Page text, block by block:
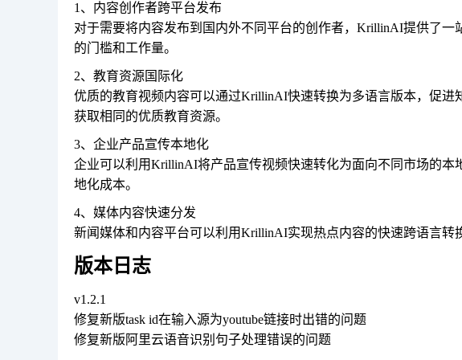
1、内容创作者跨平台发布
对于需要将内容发布到国内外不同平台的创作者，KrillinAI提供了
的门槛和工作量。
2、教育资源国际化
优质的教育视频内容可以通过KrillinAI快速转换为多语言版本，促
获取相同的优质教育资源。
3、企业产品宣传本地化
企业可以利用KrillinAI将产品宣传视频快速转化为面向不同市场的
地化成本。
4、媒体内容快速分发
新闻媒体和内容平台可以利用KrillinAI实现热点内容的快速跨语言转
版本日志
v1.2.1
修复新版task id在输入源为youtube链接时出错的问题
修复新版阿里云语音识别句子处理错误的问题